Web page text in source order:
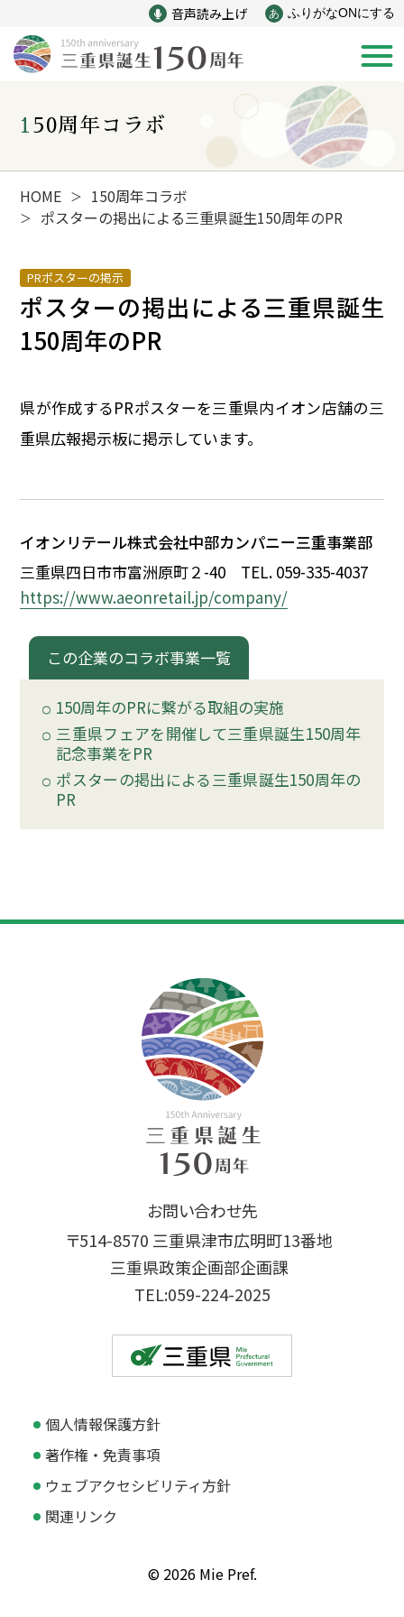
音声読み上げ あ ふりがなONにする
新着情報
みえ150年の歩み
産業 自然と文化
150周年コラボ
HOME ＞ 150周年コラボ
＞ ポスターの掲出による三重県誕生150周年のPR
PRポスターの掲示
ポスターの掲出による三重県誕生
150周年のPR
県が作成するPRポスターを三重県内イオン店舗の三
重県広報掲示板に掲示しています。
イオンリテール株式会社中部カンパニー三重事業部
三重県四日市市富洲原町２ -40 TEL. 059-335-4037
https://www.aeonretail.jp/company/
この企業のコラボ事業一覧
150周年のPRに繋がる取組の実施
三重県フェアを開催して三重県誕生150周年
記念事業をPR
ポスターの掲出による三重県誕生150周年の
PR
お問い合わせ先
〒514-8570 三重県津市広明町13番地
三重県政策企画部企画課
TEL:059-224-2025
個人情報保護方針
著作権・免責事項
ウェブアクセシビリティ方針
関連リンク
© 2026 Mie Pref.